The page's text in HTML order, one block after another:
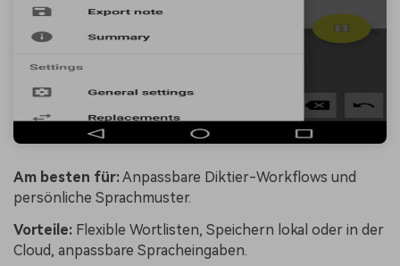
Am besten für:Anpassbare Diktier-Workflows und
persönliche Sprachmuster.
Vorteile: Flexible Wortlisten, Speichern lokal oder in der
Cloud, anpassbare Spracheingaben.